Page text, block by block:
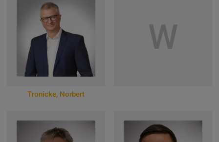
Zum Online-Profil
Tronicke, Norbert
W